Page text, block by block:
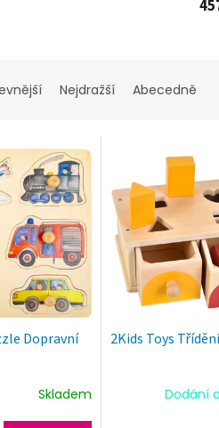
Nejdražší Abecedně
Dopravní
Skladem
2Kids Toys
Dodání